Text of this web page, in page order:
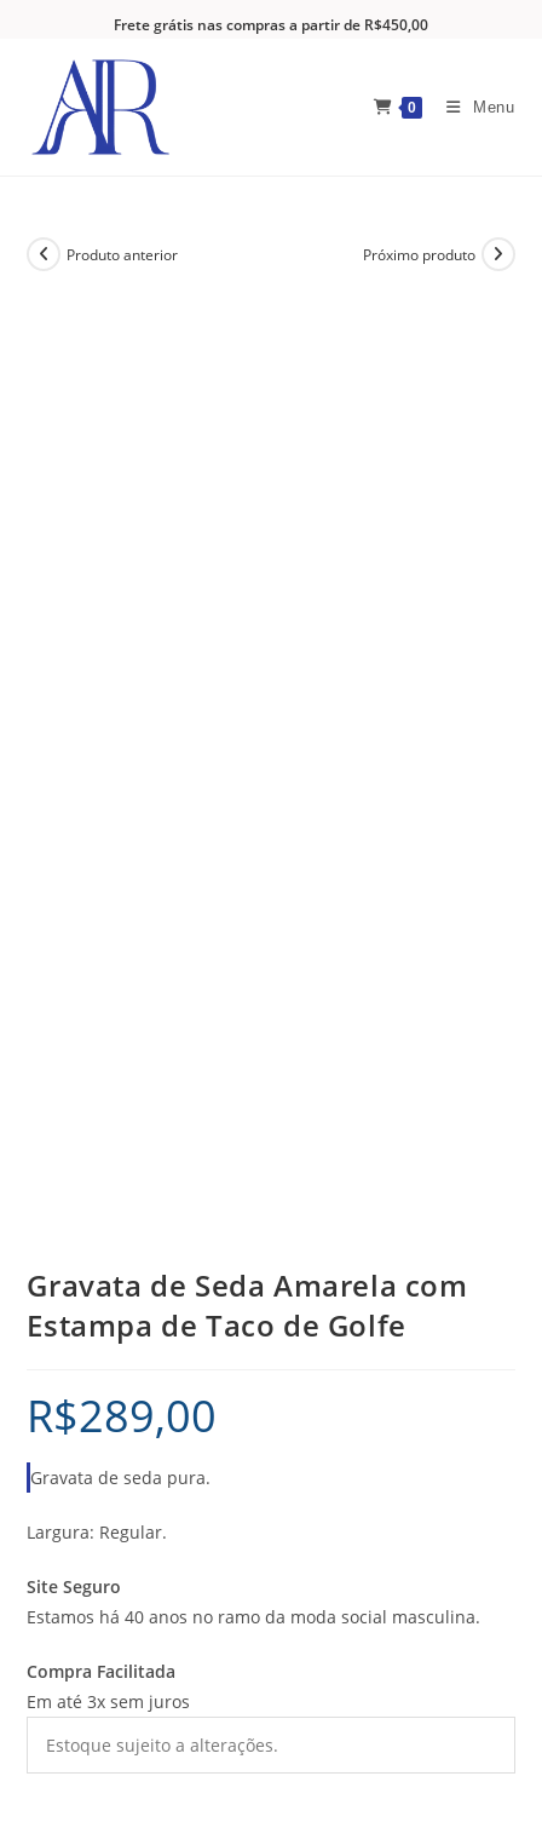
Frete grátis nas compras a partir de R$450,00
0 Menu
Produto anterior Próximo produto
Gravata de Seda Amarela com
Estampa de Taco de Golfe
R$289,00
Gravata de seda pura.
Largura: Regular.
Site Seguro
Estamos há 40 anos no ramo da moda social masculina.
Compra Facilitada
Em até 3x sem juros
Estoque sujeito a alterações.